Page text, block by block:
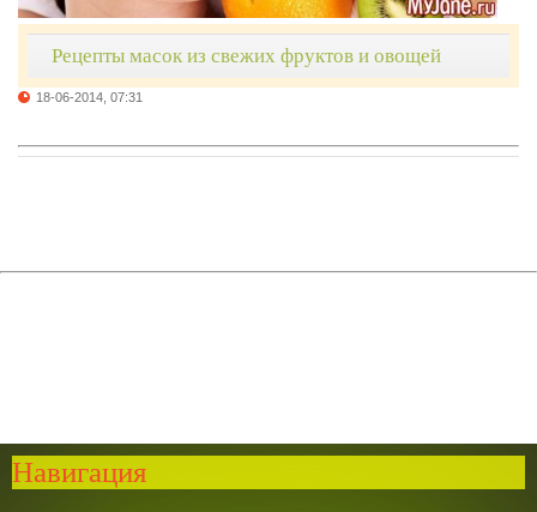
Рецепты масок из свежих фруктов и овощей
18-06-2014, 07:31
Навигация